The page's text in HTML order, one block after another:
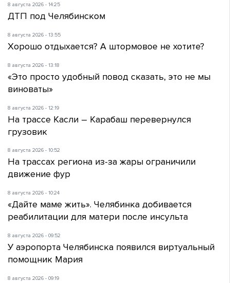
8 августа 2026 - 14:25
ДТП под Челябинском
8 августа 2026 - 13:55
Хорошо отдыхается? А штормовое не хотите?
8 августа 2026 - 13:18
«Это просто удобный повод сказать, это не мы
виноваты»
8 августа 2026 - 12:19
На трассе Касли – Карабаш перевернулся
грузовик
8 августа 2026 - 10:52
На трассах региона из-за жары ограничили
движение фур
8 августа 2026 - 10:24
«Дайте маме жить». Челябинка добивается
реабилитации для матери после инсульта
8 августа 2026 - 09:52
У аэропорта Челябинска появился виртуальный
помощник Мария
8 августа 2026 - 09:19